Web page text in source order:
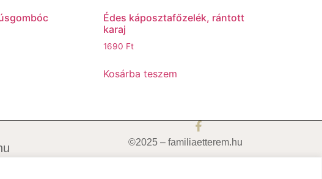
Édes káposztafőzelék, rántott
karaj
1690 Ft
Kosárba teszem
©2025 – familiaetterem.hu